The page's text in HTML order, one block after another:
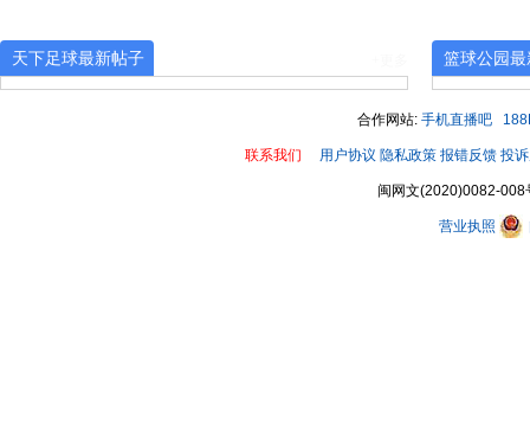
天下足球最新帖子 篮球公园
合作网站: 手机直播吧
联系我们 用户协议 隐私政策 报错反馈 投
闽网文(2020)0082-
营业执照